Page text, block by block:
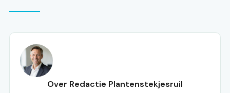
Over Redactie Plantenstekjesruil